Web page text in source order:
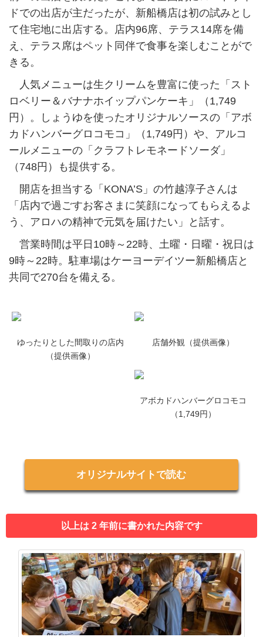
ドでの出店が主だったが、新船橋店は初の試みとし
て住宅地に出店する。店内96席、テラス14席を備
え、テラス席はペット同伴で食事を楽しむことがで
きる。
人気メニューは生クリームを豊富に使った「スト
ロベリー＆バナナホイップパンケーキ」（1,749
円）。しょうゆを使ったオリジナルソースの「アボ
カドハンバーグロコモコ」（1,749円）や、アルコ
ールメニューの「クラフトレモネードソーダ」
（748円）も提供する。
開店を担当する「KONA’S」の竹越淳子さんは
「店内で過ごすお客さまに笑顔になってもらえるよ
う、アロハの精神で元気を届けたい」と話す。
営業時間は平日10時～22時、土曜・日曜・祝日は
9時～22時。駐車場はケーヨーデイツー新船橋店と
共同で270台を備える。
ゆったりとした間取りの店内
（提供画像）
店舗外観（提供画像）
アボカドハンバーグロコモコ
（1,749円）
オリジナルサイトで読む
以上は 2 年前に書かれた内容です